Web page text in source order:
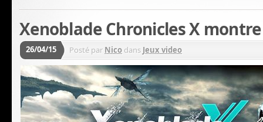
Xenoblade Chronicles X
26/04/15 Posté par Nico dans Jeux video